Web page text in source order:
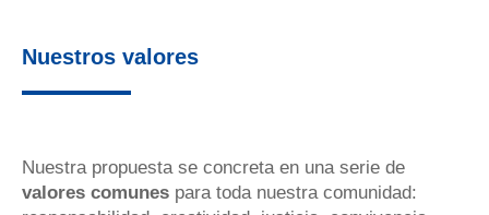
Nuestros valores
Nuestra propuesta se concreta en una serie de
valores comunes para toda nuestra comunidad: